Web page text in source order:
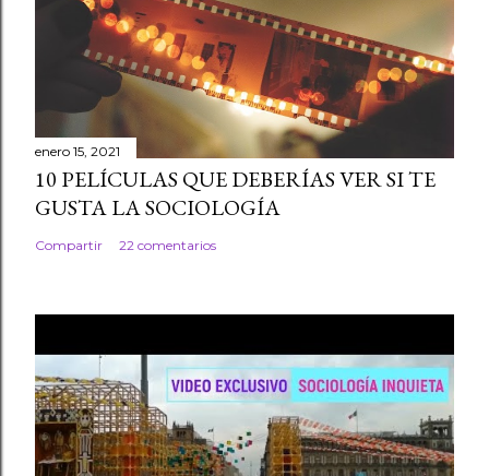
enero 15, 2021
10 PELÍCULAS QUE DEBERÍAS VER SI TE
GUSTA LA SOCIOLOGÍA
Compartir 22 comentarios